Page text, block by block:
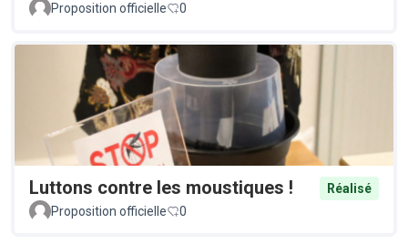
Proposition officielle
0
Luttons contre les moustiques !
Réalisé
Proposition officielle
0